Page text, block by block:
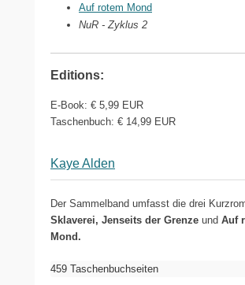
Auf rotem Mond
NuR - Zyklus 2
Editions:
E-Book: € 5,99 EUR
Taschenbuch: € 14,99 EUR
Kaye Alden
Der Sammelband umfasst die drei
Sklaverei, Jenseits der Grenze und Auf
Mond.
459 Taschenbuchseiten